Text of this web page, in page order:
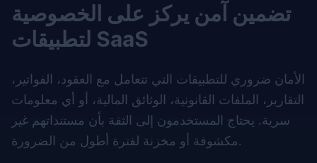
تضمين آمن يركز على الخصوصية
لتطبيقات SaaS
الأمان ضروري للتطبيقات التي تتعامل مع العقود، الفواتير،
التقارير، الملفات القانونية، الوثائق المالية، أو أي معلومات
سرية. يحتاج المستخدمون إلى الثقة بأن مستنداتهم غير
مكشوفة أو مخزنة لفترة أطول من الضرورة.